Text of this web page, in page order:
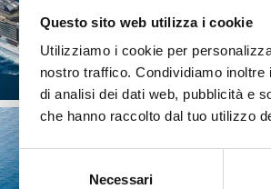
Questo sito web utilizza i cookie
Utilizziamo i cookie per
nostro traffico. Condividiamo
di analisi dei dati web, pubblicità e
che hanno raccolto dal tuo utilizzo
Selezione
del
Necessari
19/10/2026